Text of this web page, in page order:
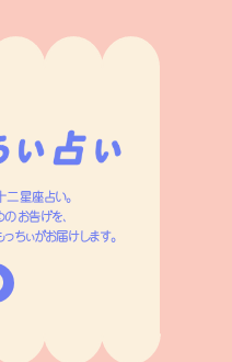
星座占い。
お告げを、
ちぃがお届けします。